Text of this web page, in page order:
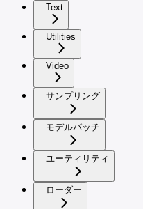
Text
Utilities
Video
サンプリング
モデルパッチ
ユーティリティ
ローダー